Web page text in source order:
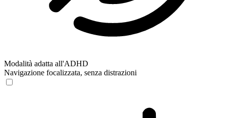
Modalità adatta all'ADHD
Navigazione focalizzata, senza distrazioni